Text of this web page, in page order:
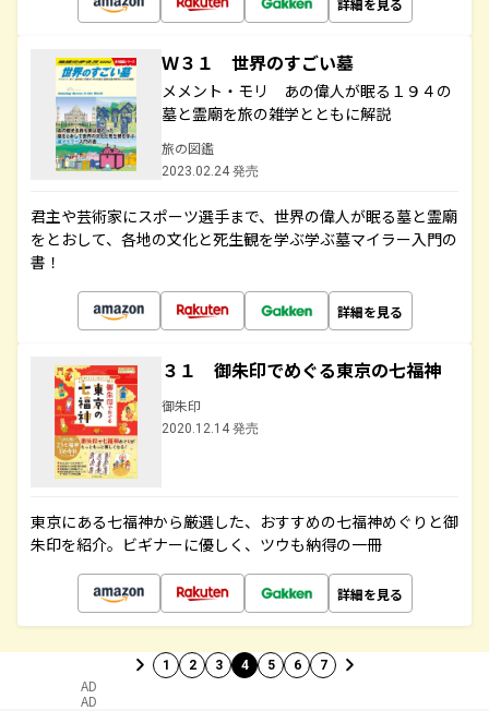
Ｗ３１ 世界のすごい墓
メメント・モリ あの偉人が眠る１９４の
墓と霊廟を旅の雑学とともに解説
旅の図鑑
2023.02.24 発売
君主や芸術家にスポーツ選手まで、世界の偉人が眠る墓と霊廟
をとおして、各地の文化と死生観を学ぶ学ぶ墓マイラー入門の
書！
詳細を見る
３１ 御朱印でめぐる東京の七福神
御朱印
2020.12.14 発売
東京にある七福神から厳選した、おすすめの七福神めぐりと御
朱印を紹介。ビギナーに優しく、ツウも納得の一冊
詳細を見る
1 2 3 4 5 6 7
AD
AD